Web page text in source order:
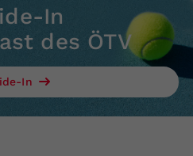
In
des ÖTV
In